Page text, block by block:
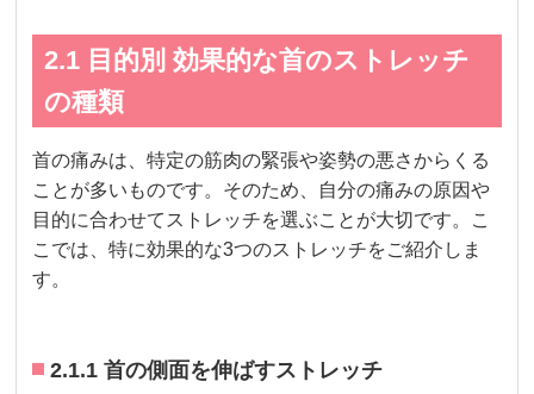
2.1 目的別 効果的な首のストレッチ
の種類
首の痛みは、特定の筋肉の緊張や姿勢の悪さからくる
ことが多いものです。そのため、自分の痛みの原因や
目的に合わせてストレッチを選ぶことが大切です。こ
こでは、特に効果的な3つのストレッチをご紹介しま
す。
2.1.1 首の側面を伸ばすストレッチ